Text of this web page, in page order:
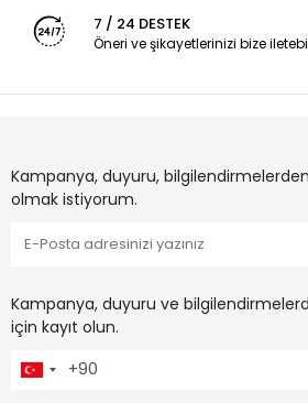
7 / 24 DESTEK
Öneri ve şikayetlerinizi bize
Kampanya, duyuru,
olmak istiyorum.
Kampanya, duyuru ve
için kayıt olun.